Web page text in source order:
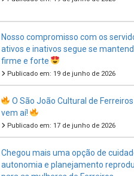
firme e forte
Publicado em: 19 de junho de 2026
Publicado em: 17 de junho de 2026
para as mulheres de Ferreiros.
Publicado em: 14 de maio de 2026